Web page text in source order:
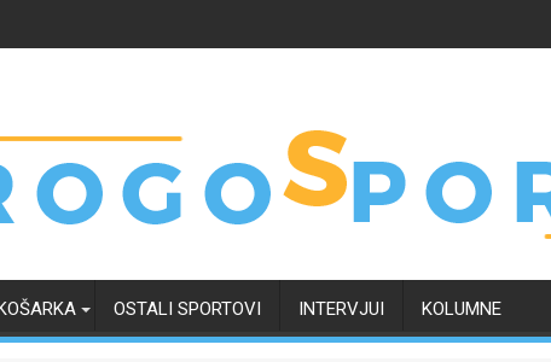
OSTALI SPORTOVI INTERVJUI KOLUMNE